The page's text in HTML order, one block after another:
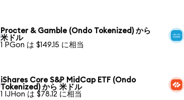
Procter & Gamble (Ondo Tokenized) から
米ドル
1 PGon は $149.15 に相当
iShares Core S&P MidCap ETF (Ondo
Tokenized) から 米ドル
1 IJHon は $78.12 に相当